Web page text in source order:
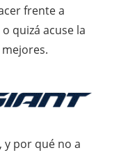
frente a
quizá acuse la
y por qué no a